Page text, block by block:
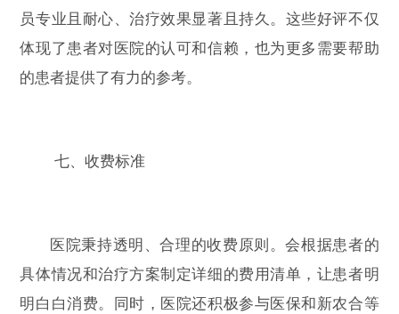
员专业且耐心、治疗效果显著且持久。这些好评不仅
体现了患者对医院的认可和信赖，也为更多需要帮助
的患者提供了有力的参考。
七、收费标准
医院秉持透明、合理的收费原则。会根据患者的
具体情况和治疗方案制定详细的费用清单，让患者明
明白白消费。同时，医院还积极参与医保和新农合等